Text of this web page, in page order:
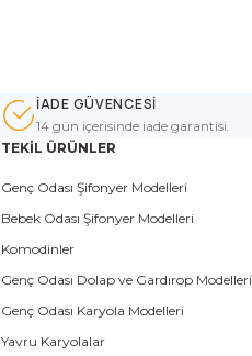
İADE GÜVENCESİ
14 gün içerisinde iade garantisi.
TEKİL ÜRÜNLER
Genç Odası Şifonyer Modelleri
Bebek Odası Şifonyer Modelleri
Komodinler
Genç Odası Dolap ve Gardırop Modelleri
Genç Odası Karyola Modelleri
Yavru Karyolalar